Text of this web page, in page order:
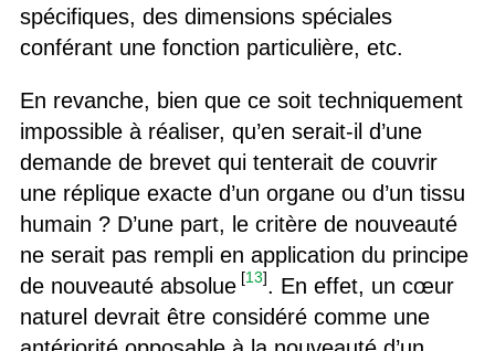
spécifiques, des dimensions spéciales
conférant une fonction particulière, etc.
En revanche, bien que ce soit techniquement
impossible à réaliser, qu’en serait-il d’une
demande de brevet qui tenterait de couvrir
une réplique exacte d’un organe ou d’un tissu
humain ? D’une part, le critère de nouveauté
ne serait pas rempli en application du principe
de nouveauté absolue [13]. En effet, un cœur
naturel devrait être considéré comme une